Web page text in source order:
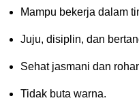
Mampu bekerja dalam
Juju, disiplin, dan
Sehat jasmani dan
Tidak buta warna.